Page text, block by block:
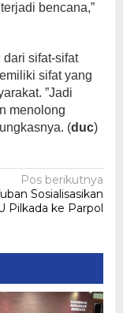
bencana,”
sifat-sifat
sifat yang
”Jadi
menolong
(duc)
Pos berikutnya
Sosialisasikan
Pilkada ke Parpol